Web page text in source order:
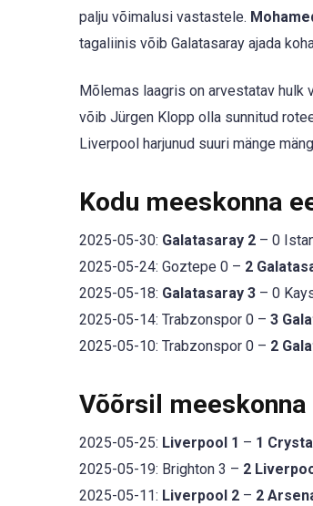
palju võimalusi vastastele.
tagaliinis võib Galatasaray ajada
Mõlemas laagris on arvestatav hulk
võib Jürgen Klopp olla sunnitud
Liverpool harjunud suuri mänge
Kodu meeskonna
2025-05-30: Galatasaray 2 – 0
2025-05-24: Goztepe 0 – 2
2025-05-18: Galatasaray 3 – 0
2025-05-14: Trabzonspor 0 – 3
2025-05-10: Trabzonspor 0 – 2
Võõrsil
2025-05-25: Liverpool 1 – 1
2025-05-19: Brighton 3 – 2
2025-05-11: Liverpool 2 – 2